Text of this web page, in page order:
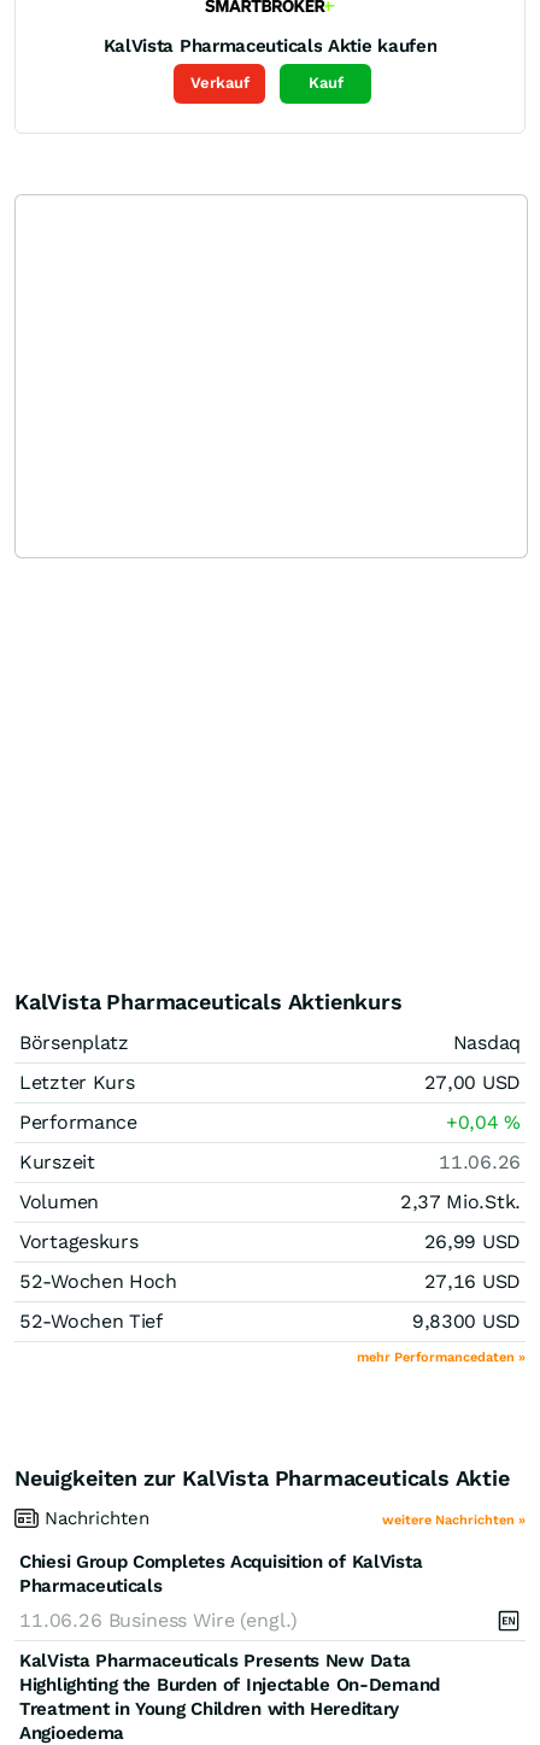
KalVista Pharmaceuticals Aktie kaufen
Verkauf Kauf
KalVista Pharmaceuticals Aktienkurs
Börsenplatz
Nasdaq
Letzter Kurs
27,00 USD
Performance
+0,04%
Kurszeit
11.06.26
Volumen
2,37 Mio.Stk.
Vortageskurs
26,99 USD
52-Wochen Hoch
27,16 USD
52-Wochen Tief
9,8300 USD
mehr Performancedaten »
Neuigkeiten zur KalVista Pharmaceuticals Aktie
Nachrichten weitere Nachrichten »
Chiesi Group Completes Acquisition of KalVista
Pharmaceuticals
11.06.26 Business Wire (engl.)
KalVista Pharmaceuticals Presents New Data
Highlighting the Burden of Injectable On-Demand
Treatment in Young Children with Hereditary
Angioedema